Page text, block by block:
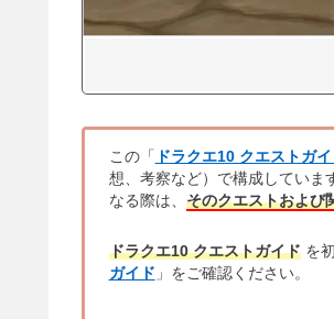
この「 ドラクエ10 クエストガイ
想、考察など）で構成していま
なる際は、 そのクエストおよび
ドラクエ10 クエストガイドを
ガイド 」をご確認ください。